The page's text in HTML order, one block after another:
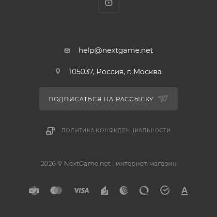
раскрыть финал этой удивительной истории о
Кооперативное приключение
приключение с режимом разделенного экрана.
испытания вместе, даже если играете на разных
help@nextgame.net
105037, Россия, г. Москва
ПОДПИСАТЬСЯ НА РАССЫЛКУ
ПОЛИТИКА КОНФИДЕНЦИАЛЬНОСТИ
2026 © NextGame.net - интернет-магазин